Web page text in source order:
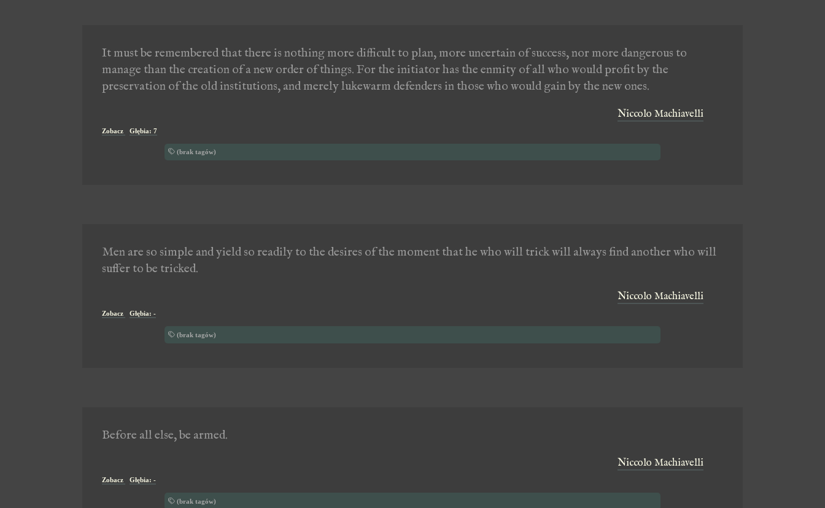
It must be remembered that there is nothing more difficult to plan, more uncertain of success, nor more dangerous to
manage than the creation of a new order of things. For the initiator has the enmity of all who would profit by the
preservation of the old institutions, and merely lukewarm defenders in those who would gain by the new ones.
Niccolo Machiavelli
Zobacz Głębia: 7
(brak tagów)
Men are so simple and yield so readily to the desires of the moment that he who will trick will always find another who will
suffer to be tricked.
Niccolo Machiavelli
Zobacz Głębia: -
(brak tagów)
Before all else, be armed.
Niccolo Machiavelli
Zobacz Głębia: -
(brak tagów)